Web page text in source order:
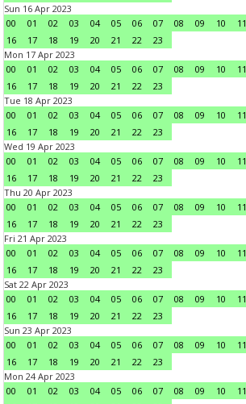
Sun 16 Apr 2023
00
01 02 03 04 05 06 07 08 09 10 11
16
17 18 19 20 21 22
23
Mon 17 Apr 2023
00
01 02 03 04 05 06 07 08 09 10 11
16
17 18 19 20 21 22
23
Tue 18 Apr 2023
00
01 02 03 04 05 06 07 08 09 10 11
16
17 18 19 20 21 22
23
Wed 19 Apr 2023
00
01 02 03 04 05 06 07 08 09 10 11
16
17 18 19 20 21 22
23
Thu 20 Apr 2023
00
01 02 03 04 05 06 07 08 09 10 11
16
17 18 19 20 21 22
23
Fri 21 Apr 2023
00
01 02 03 04 05 06 07 08 09 10 11
16
17 18 19 20 21 22
23
Sat 22 Apr 2023
00
01 02 03 04 05 06 07 08 09 10 11
16
17 18 19 20 21 22
23
Sun 23 Apr 2023
00
01 02 03 04 05 06 07 08 09 10 11
16
17 18 19 20 21 22
23
Mon 24 Apr 2023
00
01 02 03 04 05 06 07 08 09 10 11